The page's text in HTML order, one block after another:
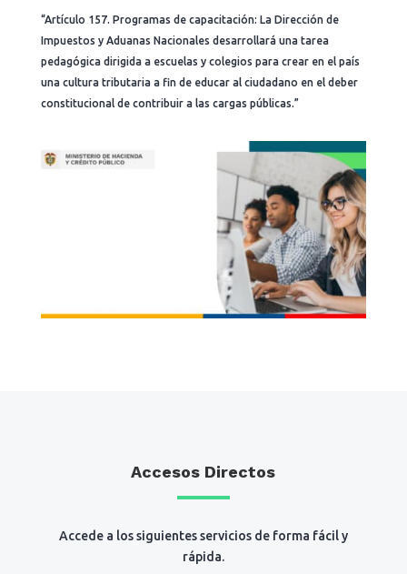
“Artículo 157. Programas de capacitación: La Dirección de
Impuestos y Aduanas Nacionales desarrollará una tarea
pedagógica dirigida a escuelas y colegios para crear en el país
una cultura tributaria a fin de educar al ciudadano en el deber
constitucional de contribuir a las cargas públicas.”
Accesos Directos
Accede a los siguientes servicios de forma fácil y
rápida.